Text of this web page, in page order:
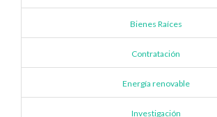
Bienes Raíces
Contratación
Energía renovable
Investigación